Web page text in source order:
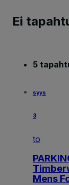
Ei
5
syys
3
to
Mens